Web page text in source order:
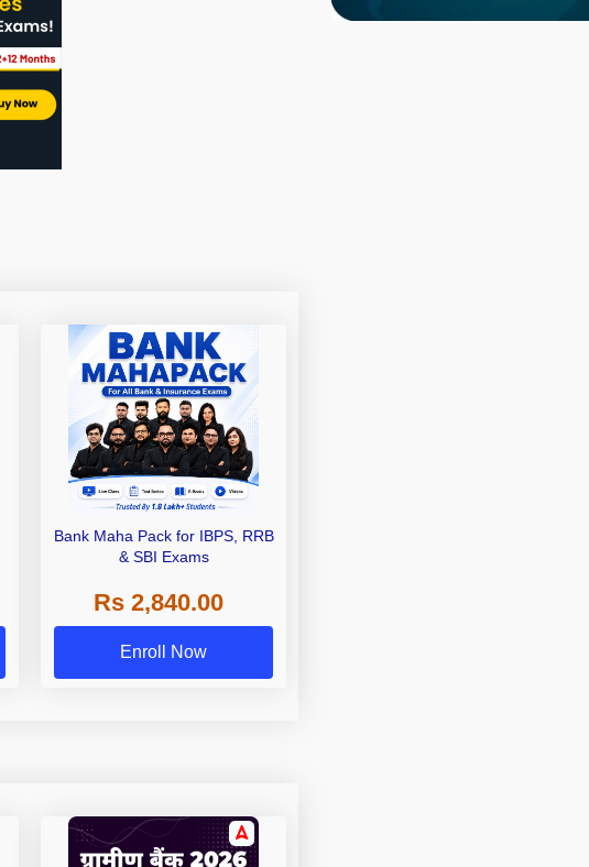
Bank Maha Pack for IBPS, RRB
& SBI Exams
Rs 2,840.00
Enroll Now